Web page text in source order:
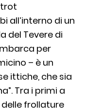
all’interno di un
del Tevere di
per
– è un
ittiche, che sia
Tra i primi a
frollature